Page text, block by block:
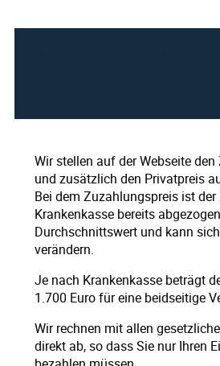
Wir stellen auf der Webseite
und zusätzlich den Privatpreis
Bei dem Zuzahlungspreis ist
Krankenkasse bereits
Durchschnittswert und kann
verändern.
Je nach Krankenkasse beträgt
1.700 Euro für eine beidseitige
Wir rechnen mit allen
direkt ab, so dass Sie nur Ihren